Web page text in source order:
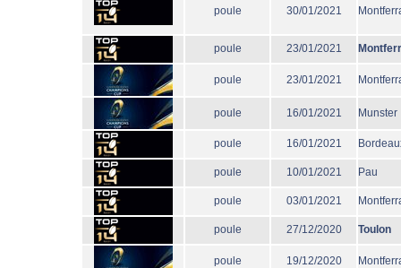
poule 30/01/2021
poule 23/01/2021
poule 23/01/2021
poule 16/01/2021 Munster
poule 16/01/2021
poule 10/01/2021 Pau
poule 03/01/2021
poule 27/12/2020 Toulon
poule 19/12/2020